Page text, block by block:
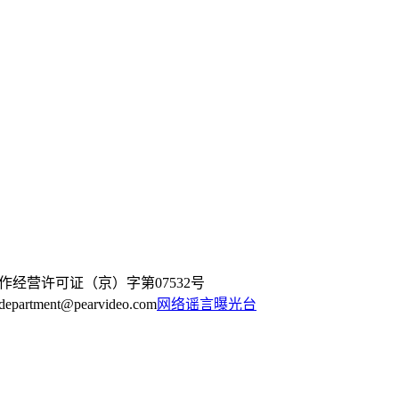
经营许可证（京）字第07532号
网络谣言曝光台